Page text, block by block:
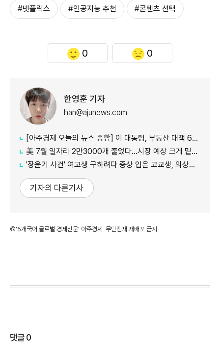
#넷플릭스 #인공지능 추천 #콘텐츠 선택
0 0
한영훈 기자
han@ajunews.com
[아주경제 오늘의 뉴스 종합] 이 대통령, 부동산 대책 6시간 점검…"기존 방식 벗어나 과감히 실행" 外
美 7월 일자리 2만3000개 줄었다…시장 예상 크게 밑돈 '고용 쇼크'
'장윤기 사건' 여고생 구하려다 중상 입은 고교생, 의상자 인정
기자의 다른기사
©'5개국어 글로벌 경제신문' 아주경제. 무단전재·재배포 금지
댓글0